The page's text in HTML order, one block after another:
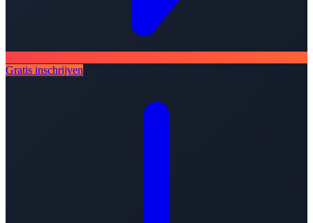
Gratis inschrijven